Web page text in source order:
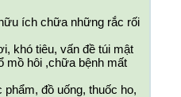
ích chữa những rắc rối
khó tiêu, vấn đề túi mật
mồ hôi ,chữa bệnh mất
đồ uống, thuốc ho,